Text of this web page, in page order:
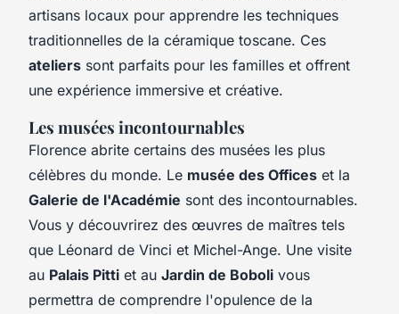
artisans locaux pour apprendre les techniques
traditionnelles de la céramique toscane. Ces
ateliers sont parfaits pour les familles et offrent
une expérience immersive et créative.
Les musées incontournables
Florence abrite certains des musées les plus
célèbres du monde. Le musée des Offices et la
Galerie de l'Académie sont des incontournables.
Vous y découvrirez des œuvres de maîtres tels
que Léonard de Vinci et Michel-Ange. Une visite
au Palais Pitti et au Jardin de Boboli vous
permettra de comprendre l'opulence de la